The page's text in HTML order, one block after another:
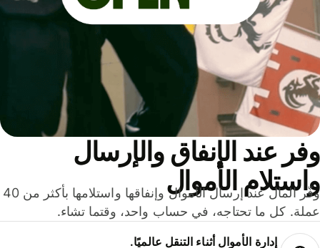
عند الإنفاق والإرسال
الأموال
وفّر المال عند إرسال الأموال وإنفاقها واستلامها بأكثر من 40
كل ما تحتاجه، في حساب واحد، وقتما تشاء.
إدارة الأموال أثناء التنقل عالميًا.